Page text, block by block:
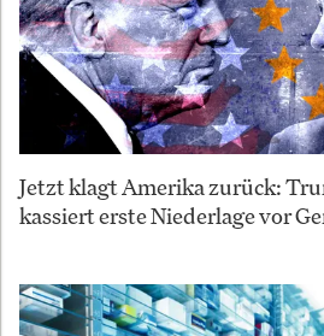
Jetzt klagt Amerika zurück:
kassiert erste Niederlage vor